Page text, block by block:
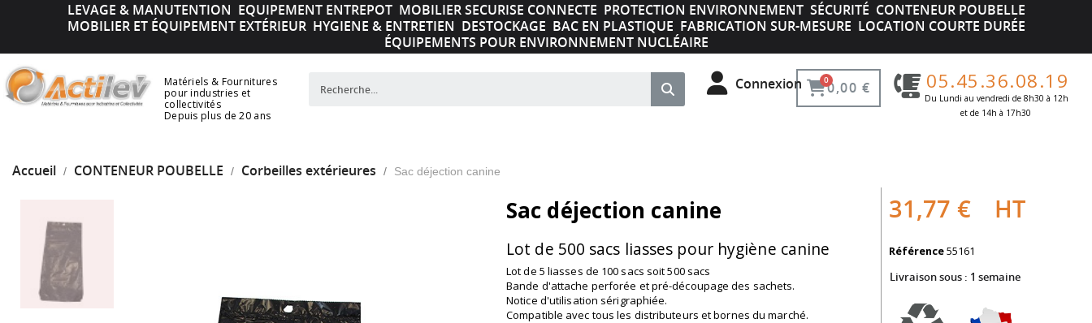
LEVAGE & MANUTENTION EQUIPEMENT ENTREPOT MOBILIER SECURISE CONNECTE PROTECTION ENVIRONNEMENT SÉCURITÉ CONTENEUR POUBELLE
MOBILIER ET ÉQUIPEMENT EXTÉRIEUR HYGIENE & ENTRETIEN DESTOCKAGE BAC EN PLASTIQUE FABRICATION SUR-MESURE LOCATION COURTE DURÉE
ÉQUIPEMENTS POUR ENVIRONNEMENT NUCLÉAIRE
Matériels & Fournitures
pour industries et
collectivités
Depuis plus de 20 ans
Connexion 0,00 € 05.45.36.08.19
Du Lundi au vendredi de 8h30 à 12h
et de 14h à 17h30 ​
Accueil CONTENEUR POUBELLE Corbeilles extérieures Sac déjection canine
Sac déjection canine
Lot de 500 sacs liasses pour hygiène canine
Lot de 5 liasses de 100 sacs soit 500 sacs
Bande d'attache perforée et pré-découpage des sachets.
Notice d'utilisation sérigraphiée.
Compatible avec tous les distributeurs et bornes du marché.
31,77 € HT
Référence55161
Livraison sous : 1 semaine